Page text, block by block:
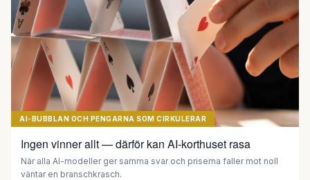
AI-BUBBLAN OCH PENGARNA SOM CIRKULERAR
Ingen vinner allt — därför kan AI-korthuset rasa
När alla AI-modeller ger samma svar och priserna faller mot noll
väntar en branschkrasch.